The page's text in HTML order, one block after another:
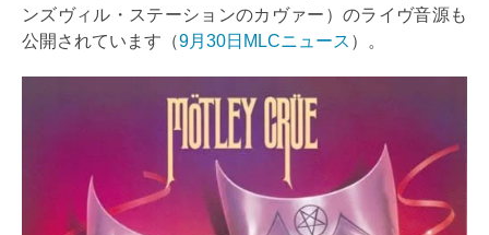
ンズヴィル・ステーションのカヴァー）のライヴ音源も
公開されています（9月30日MLCニュース ）。